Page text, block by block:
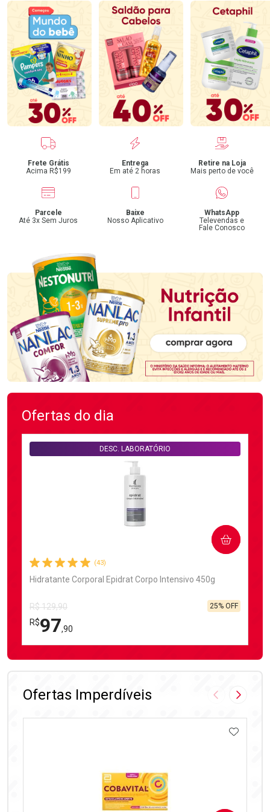
Benefícios
Frete Grátis
Acima R$199
Entrega
Em até 2 horas
Retire na Loja
Mais perto de você
Parcele
Até 3x Sem Juros
Baixe
Nosso Aplicativo
WhatsApp
Televendas e
Fale Conosco
Ofertas do dia
(43)
Hidratante Corporal Epidrat Corpo Intensivo 450g
DESC. LABORATÓRIO
R$ 129,90
R$97,90
25% OFF
COMPRAR
FECHAR
FECHAR
Ofertas Imperdíveis Imagem